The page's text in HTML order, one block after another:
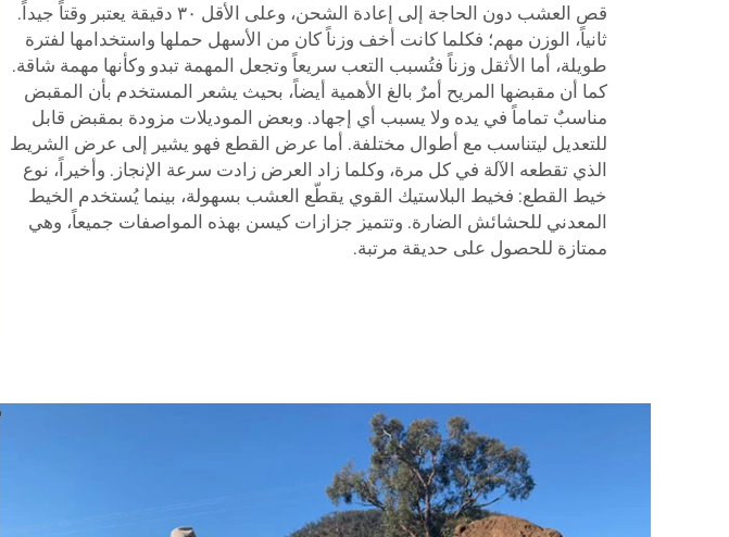
قص العشب دون الحاجة إلى إعادة الشحن، وعلى الأقل ٣٠ دقيقة يعتبر وقتاً جيداً.
ثانياً، الوزن مهم؛ فكلما كانت أخف وزناً كان من الأسهل حملها واستخدامها لفترة
طويلة، أما الأثقل وزناً فتُسبب التعب سريعاً وتجعل المهمة تبدو وكأنها مهمة شاقة.
كما أن مقبضها المريح أمرٌ بالغ الأهمية أيضاً، بحيث يشعر المستخدم بأن المقبض
مناسبٌ تماماً في يده ولا يسبب أي إجهاد. وبعض الموديلات مزودة بمقبض قابل
للتعديل ليتناسب مع أطوال مختلفة. أما عرض القطع فهو يشير إلى عرض الشريط
الذي تقطعه الآلة في كل مرة، وكلما زاد العرض زادت سرعة الإنجاز. وأخيراً، نوع
خيط القطع: فخيط البلاستيك القوي يقطّع العشب بسهولة، بينما يُستخدم الخيط
المعدني للحشائش الضارة. وتتميز جزازات كيسن بهذه المواصفات جميعاً، وهي
ممتازة للحصول على حديقة مرتبة.